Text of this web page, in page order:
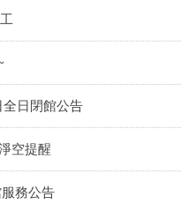
全日閉館公告
空提醒
服務公告